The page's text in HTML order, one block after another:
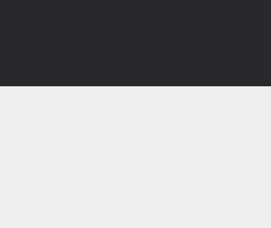
се комплетни и без грешка. Сите